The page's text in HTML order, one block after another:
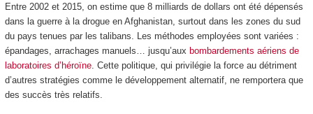
Entre 2002 et 2015, on estime que 8 milliards de dollars ont été dépensés
dans la guerre à la drogue en Afghanistan, surtout dans les zones du sud
du pays tenues par les talibans. Les méthodes employées sont variées :
épandages, arrachages manuels… jusqu’aux bombardements aériens de
laboratoires d’héroïne. Cette politique, qui privilégie la force au détriment
d’autres stratégies comme le développement alternatif, ne remportera que
des succès très relatifs.